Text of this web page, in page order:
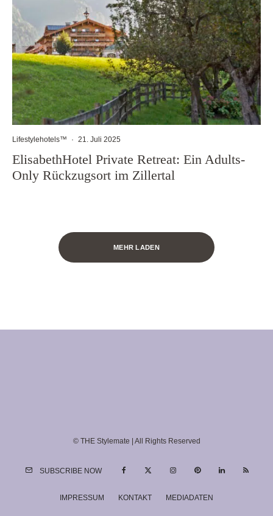
Lifestylehotels™ · 21. Juli 2025
ElisabethHotel Private Retreat: Ein Adults-
Only Rückzugsort im Zillertal
MEHR LADEN
© THE Stylemate | All Rights Reserved
SUBSCRIBE NOW
IMPRESSUM KONTAKT MEDIADATEN